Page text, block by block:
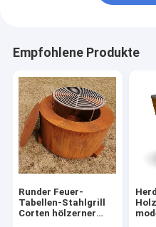
Empfohlene Produkte
Runder Feuer-
Tabellen-Stahlgrill
Corten hölzerner